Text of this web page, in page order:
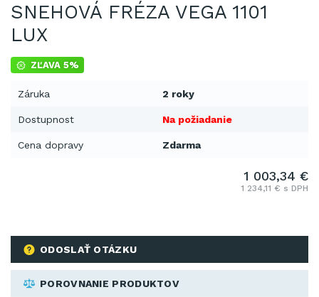
SNEHOVÁ FRÉZA VEGA 1101
LUX
ZĽAVA 5%
Záruka 2 roky
Dostupnost Na požiadanie
Cena dopravy Zdarma
ODOSLAŤ OTÁZKU
POROVNANIE PRODUKTOV
1 003,34 €
1 234,11 € s DPH